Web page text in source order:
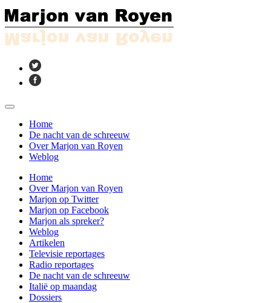
Home
De nacht van de schreeuw
Over Marjon van Royen
Weblog
Home
Over Marjon van Royen
Marjon op Twitter
Marjon op Facebook
Marjon als spreker?
Weblog
Artikelen
Televisie reportages
Radio reportages
De nacht van de schreeuw
Italië op maandag
Dossiers